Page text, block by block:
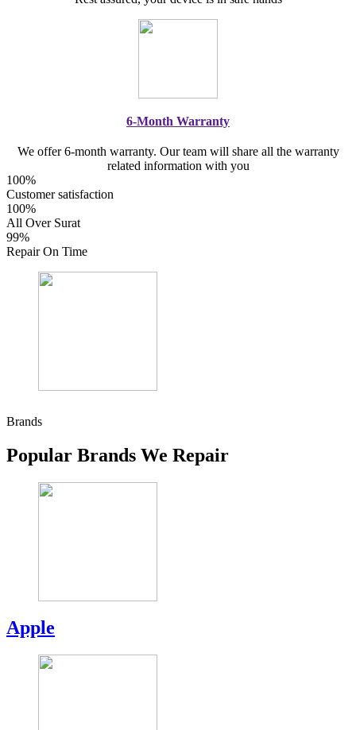
6-Month Warranty
We offer 6-month warranty. Our team will share all the warranty
related information with you
100%
Customer satisfaction
100%
All Over Surat
99%
Repair On Time
Brands
Popular Brands We Repair
Apple